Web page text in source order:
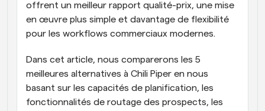
offrent un meilleur rapport qualité-prix, une mise
en œuvre plus simple et davantage de flexibilité
pour les workflows commerciaux modernes.
Dans cet article, nous comparerons les 5
meilleures alternatives à Chili Piper en nous
basant sur les capacités de planification, les
fonctionnalités de routage des prospects, les